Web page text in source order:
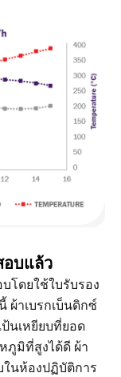
อบแล้ว
โดยใช้ใบรับรอง
ผ้าเบรกเบ็นดิกซ์
นเหยียบที่ยอด
ภูมิที่สูงได้ดี ผ้า
ในห้องปฏิบัติการ